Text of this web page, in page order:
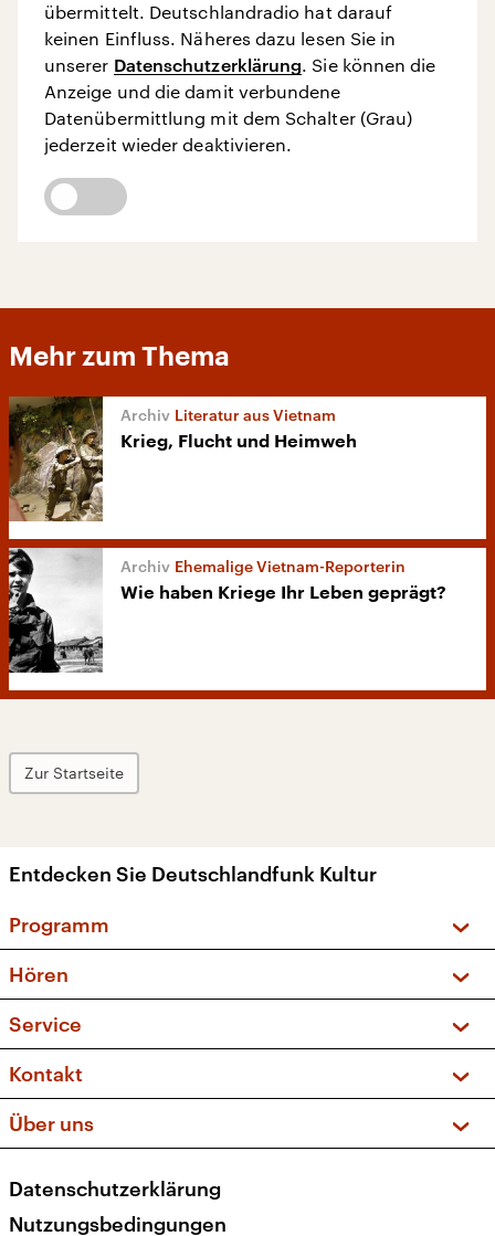
übermittelt. Deutschlandradio hat darauf
keinen Einfluss. Näheres dazu lesen Sie in
unserer Datenschutzerklärung. Sie können die
Anzeige und die damit verbundene
Datenübermittlung mit dem Schalter (Grau)
jederzeit wieder deaktivieren.
Mehr zum Thema
Literatur aus Vietnam
Krieg, Flucht und Heimweh
Ehemalige Vietnam-Reporterin
Wie haben Kriege Ihr Leben geprägt?
Zur Startseite
Entdecken Sie Deutschlandfunk Kultur
Programm
Sendungen und Podcasts
Musikliste
Kakadu – Das Kinderprogramm
Hören
Frequenzen (UKW + DAB+)
Service
FAQ
Apps
Newsletter
Veranstaltungen
Kontakt
Social Media
Über uns
Presse
Datenschutzerklärung
Nutzungsbedingungen